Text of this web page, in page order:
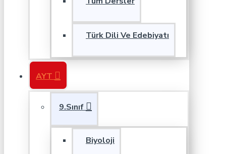
Türk Dili Ve Edebiyatı
AYT
9.Sınıf
Biyoloji